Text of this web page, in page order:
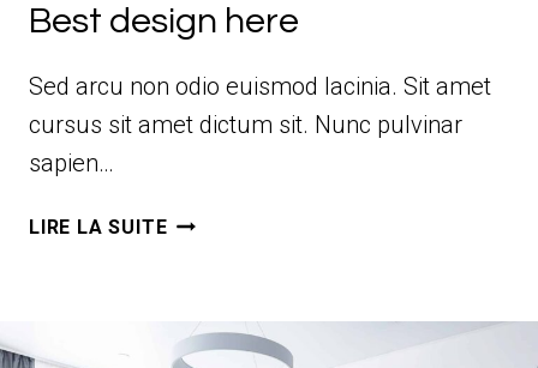
Best design here
Sed arcu non odio euismod lacinia. Sit amet
cursus sit amet dictum sit. Nunc pulvinar
sapien…
LIRE LA SUITEBEST